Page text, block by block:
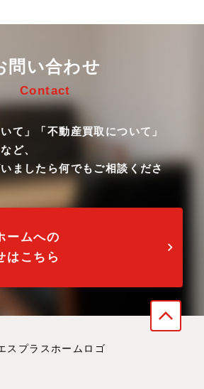
問い合わせ
Contact
て」「不動産買取について」
ど、
ましたら何でもご相談くださ
ームへの
はこちら
arrow_forward_ios